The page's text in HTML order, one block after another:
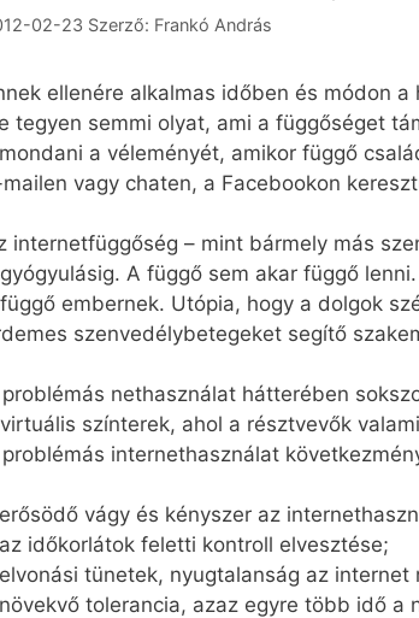
02-23 Szerző: Frankó András
ellenére alkalmas időben és módon
tegyen semmi olyat, ami a függőséget
a véleményét, amikor függő
vagy chaten, a Facebookon
internetfüggőség – mint bármely más
A függő sem akar függő
embernek. Utópia, hogy a dolgok
szenvedélybetegeket segítő
nethasználat hátterében
színterek, ahol a résztvevők
internethasználat
vágy és kényszer az
időkorlátok feletti kontroll elvesztése;
tünetek, nyugtalanság az internet
tolerancia, azaz egyre több idő a